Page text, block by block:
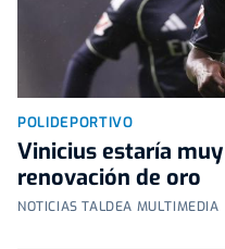
POLIDEPORTIVO
Vinicius estaría
renovación de oro
NOTICIAS TALDEA MULTIMEDIA